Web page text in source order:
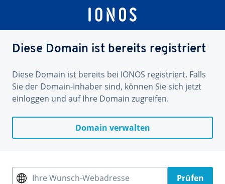
Diese Domain ist bereits registriert
Diese Domain ist bereits bei IONOS registriert. Falls
Sie der Domain-Inhaber sind, können Sie sich jetzt
einloggen und auf Ihre Domain zugreifen.
Domain verwalten
Ihre Wunsch-Webadresse Prüfen